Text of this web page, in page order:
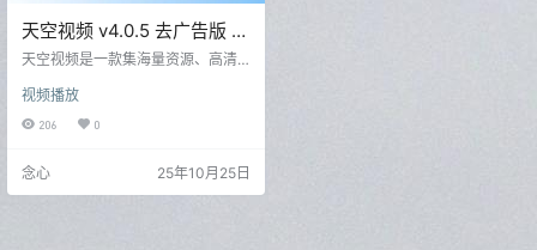
天空视频 v4.0.5 去广告版 影
视软件
天空视频是一款集海量资源、高清
体的手机影视软件，无论你是想追
剧、看综艺，还是探索新内容，天
为许多用户的首选，如果你正在寻
找一款稳定、安全且功能全面的视
视频播放
206 0
念心 25年10月25日